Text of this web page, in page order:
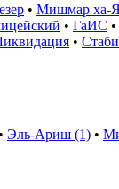
• Мишмар ха-
• ГаИС •
•
• Эль-Ариш (1) •